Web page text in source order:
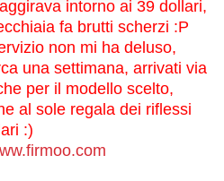
intorno ai 39 dollari,
fa brutti scherzi :P
non mi ha deluso,
una settimana, arrivati via
per il modello scelto,
al sole regala dei riflessi
:)